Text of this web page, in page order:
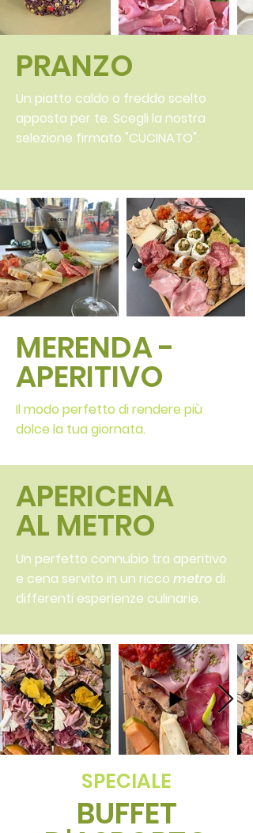
PRANZO
Un piatto caldo o freddo scelto
apposta per te. Scegli la nostra
selezione firmato "CUCINATO".
MERENDA -
APERITIVO
Il modo perfetto di rendere più
dolce la tua giornata.
APERICENA
AL METRO
Un perfetto connubio tra aperitivo
e cena servito in un ricco metro di
differenti esperienze culinarie.
SPECIALE
BUFFET